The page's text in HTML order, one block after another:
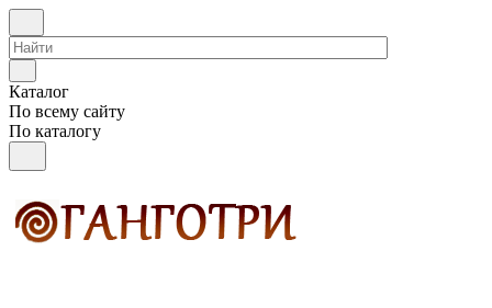
Каталог
По всему сайту
По каталогу